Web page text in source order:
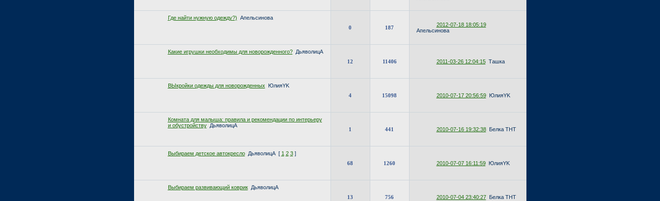
Где найти нужную одежду?) Апельсинова
0
187
2012-07-18 18:05:19
Апельсинова
Какие игрушки необходимы для новорожденного?
ДьяволицА
12
11406 2011-03-26 12:04:15 Ташка
ВЫкройки одежды для новорожденных
ЮлияYK
4
15098 2010-07-17 20:56:59 ЮлияYK
Комната для малыша: правила и рекомендации по интерьеру
и обустройству
ДьяволицА
1 441 2010-07-16 19:32:38 Белка ТНТ
Выбираем детское автокресло ДьяволицА [ 1 2 3 ]
68
1260 2010-07-07 16:11:59 ЮлияYK
Выбираем развивающий коврик
ДьяволицА
13
756 2010-07-04 23:40:27 Белка ТНТ